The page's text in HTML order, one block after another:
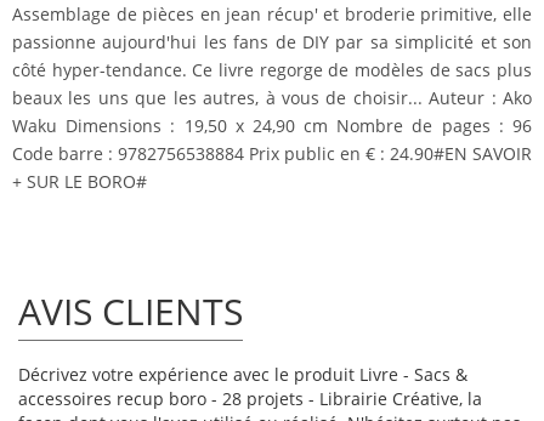
Assemblage de pièces en jean récup' et broderie primitive, elle
passionne aujourd'hui les fans de DIY par sa simplicité et son
côté hyper-tendance. Ce livre regorge de modèles de sacs plus
beaux les uns que les autres, à vous de choisir... Auteur : Ako
Waku Dimensions : 19,50 x 24,90 cm Nombre de pages : 96
Code barre : 9782756538884 Prix public en € : 24.90#EN SAVOIR
+ SUR LE BORO#
AVIS CLIENTS
Décrivez votre expérience avec le produit Livre - Sacs &
accessoires recup boro - 28 projets - Librairie Créative, la